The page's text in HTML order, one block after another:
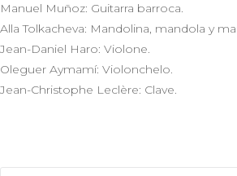
Manuel Muñoz: Guitarra barroca.
Alla Tolkacheva: Mandolina, mandola y
Jean-Daniel Haro: Violone.
Oleguer Aymamí: Violonchelo.
Jean-Christophe Leclère: Clave.